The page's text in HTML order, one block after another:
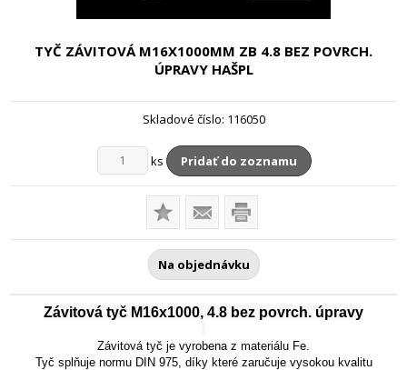
TYČ ZÁVITOVÁ M16X1000MM ZB 4.8 BEZ POVRCH.
ÚPRAVY HAŠPL
Skladové číslo: 116050
ks Pridať do zoznamu
Na objednávku
Závitová tyč M16x1000, 4.8 bez povrch. úpravy
Závitová tyč je vyrobena z materiálu Fe.
Tyč splňuje normu DIN 975, díky které zaručuje vysokou kvalitu